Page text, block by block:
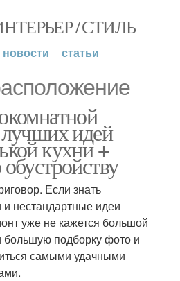
/ СТИЛЬ
новости статьи
идей
кухни +
Если знать
нестандартные идеи
уже не кажется большой
подборку фото и
самыми удачными